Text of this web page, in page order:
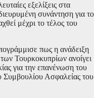
εξελίξεις στα
συνάντηση για το
μέχρι το τέλος του
πως η ανάδειξη
Τουρκοκυπρίων ανοίγει
για την επανένωση του
Ασφαλείας του